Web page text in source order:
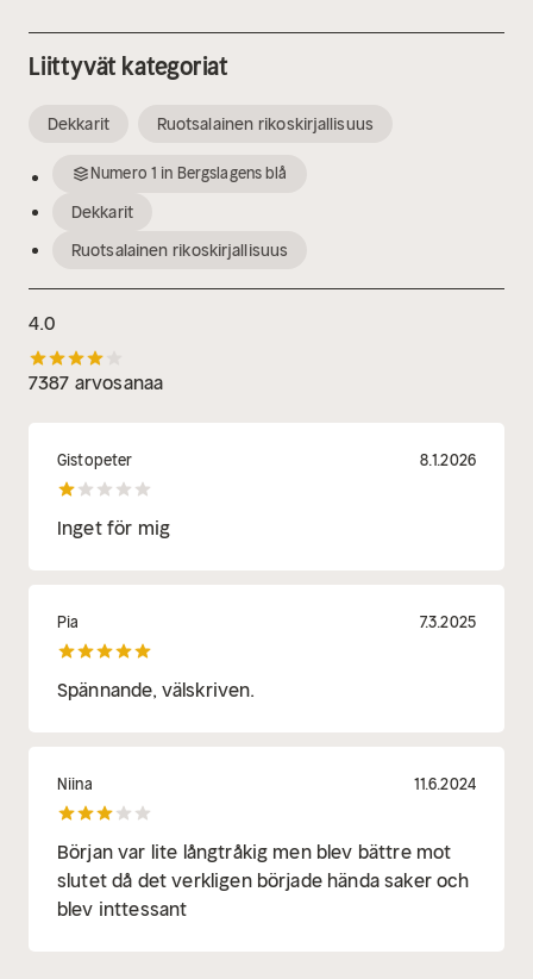
Liittyvät kategoriat
Dekkarit Ruotsalainen rikoskirjallisuus
Numero 1 in Bergslagens blå
Dekkarit
Ruotsalainen rikoskirjallisuus
4.0
7387 arvosanaa
Gistopeter 8.1.2026
Inget för mig
Pia 7.3.2025
Spännande, välskriven.
Niina 11.6.2024
Början var lite långtråkig men blev bättre mot
slutet då det verkligen började hända saker och
blev inttessant